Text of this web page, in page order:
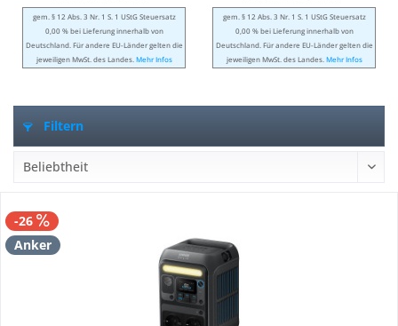
gem. § 12 Abs. 3 Nr. 1 S. 1 UStG Steuersatz
0,00 % bei Lieferung innerhalb von
Deutschland. Für andere EU-Länder gelten die
jeweiligen MwSt. des Landes. Mehr Infos
gem. § 12 Abs. 3 Nr. 1 S. 1 UStG Steuersatz
0,00 % bei Lieferung innerhalb von
Deutschland. Für andere EU-Länder gelten die
jeweiligen MwSt. des Landes. Mehr Infos
Filtern
-26
Anker